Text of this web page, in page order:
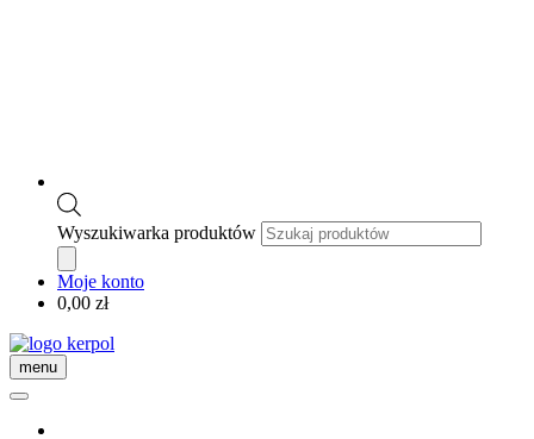
Wyszukiwarka produktów
Moje konto
0,00 zł
menu